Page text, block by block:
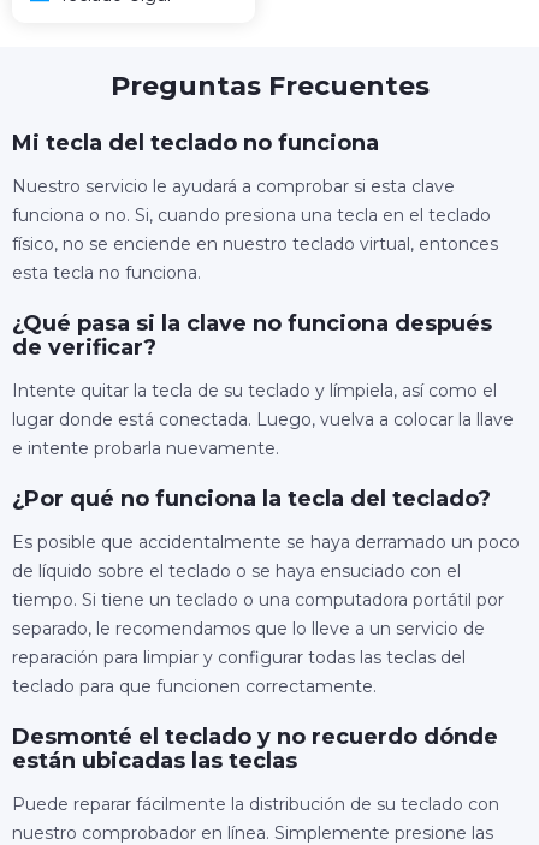
Preguntas Frecuentes
Mi tecla del teclado no funciona
Nuestro servicio le ayudará a comprobar si esta clave
funciona o no. Si, cuando presiona una tecla en el teclado
físico, no se enciende en nuestro teclado virtual, entonces
esta tecla no funciona.
¿Qué pasa si la clave no funciona después
de verificar?
Intente quitar la tecla de su teclado y límpiela, así como el
lugar donde está conectada. Luego, vuelva a colocar la llave
e intente probarla nuevamente.
¿Por qué no funciona la tecla del teclado?
Es posible que accidentalmente se haya derramado un poco
de líquido sobre el teclado o se haya ensuciado con el
tiempo. Si tiene un teclado o una computadora portátil por
separado, le recomendamos que lo lleve a un servicio de
reparación para limpiar y configurar todas las teclas del
teclado para que funcionen correctamente.
Desmonté el teclado y no recuerdo dónde
están ubicadas las teclas
Puede reparar fácilmente la distribución de su teclado con
nuestro comprobador en línea. Simplemente presione las